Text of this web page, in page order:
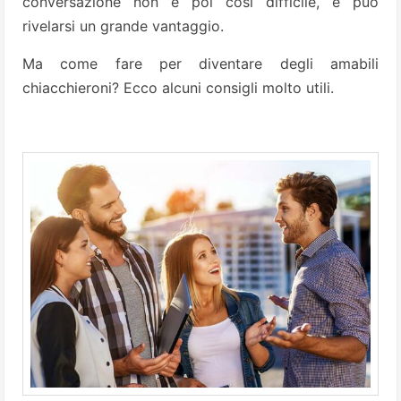
rivelarsi un grande vantaggio.
Ma come fare per diventare degli amabili
chiacchieroni? Ecco alcuni consigli molto utili.